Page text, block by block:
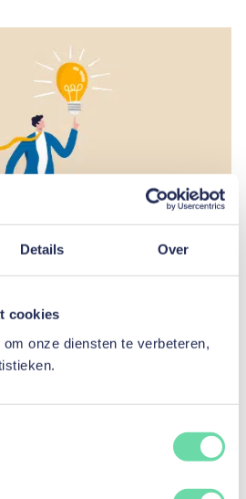
Details Over
cookies
onze diensten te verbeteren,
praktische gids voor